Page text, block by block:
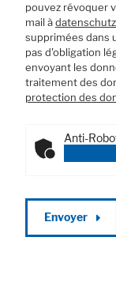
pouvez révoquer
mail à
supprimées dans
pas d'obligation
envoyant les
traitement des
protection des
Anti-
Envoyer
Avis juridique